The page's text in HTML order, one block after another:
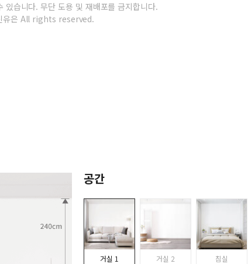
있습니다. 무단 도용 및 재배포를 금지합니다.
은 All rights reserved.
공간
거실 1 거실 2 침실